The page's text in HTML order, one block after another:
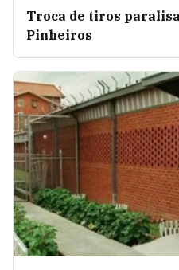
Troca de tiros
Pinheiros